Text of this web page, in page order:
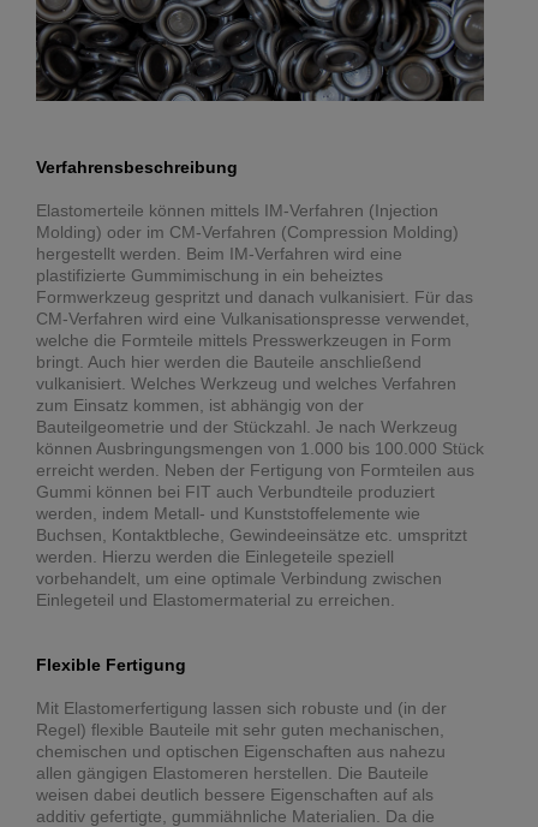
Verfahrensbeschreibung
Elastomerteile können mittels IM-Verfahren (Injection
Molding) oder im CM-Verfahren (Compression Molding)
hergestellt werden. Beim IM-Verfahren wird eine
plastifizierte Gummimischung in ein beheiztes
Formwerkzeug gespritzt und danach vulkanisiert. Für das
CM-Verfahren wird eine Vulkanisationspresse verwendet,
welche die Formteile mittels Presswerkzeugen in Form
bringt. Auch hier werden die Bauteile anschließend
vulkanisiert. Welches Werkzeug und welches Verfahren
zum Einsatz kommen, ist abhängig von der
Bauteilgeometrie und der Stückzahl. Je nach Werkzeug
können Ausbringungsmengen von 1.000 bis 100.000 Stück
erreicht werden. Neben der Fertigung von Formteilen aus
Gummi können bei FIT auch Verbundteile produziert
werden, indem Metall- und Kunststoffelemente wie
Buchsen, Kontaktbleche, Gewindeeinsätze etc. umspritzt
werden. Hierzu werden die Einlegeteile speziell
vorbehandelt, um eine optimale Verbindung zwischen
Einlegeteil und Elastomermaterial zu erreichen.
Flexible Fertigung
Mit Elastomerfertigung lassen sich robuste und (in der
Regel) flexible Bauteile mit sehr guten mechanischen,
chemischen und optischen Eigenschaften aus nahezu
allen gängigen Elastomeren herstellen. Die Bauteile
weisen dabei deutlich bessere Eigenschaften auf als
additiv gefertigte, gummiähnliche Materialien. Da die